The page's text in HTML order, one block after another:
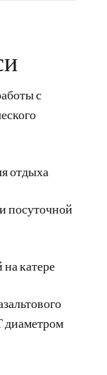
с
отдыха
посуточной
катере
диаметром